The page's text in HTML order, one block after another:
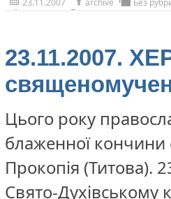
23.11.2007 archive Без
23.11.2007.
Цього року
блаженної кончини
Прокопія (Титова).
Свято-Духівському